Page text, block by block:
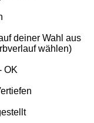
deiner Wahl aus
wählen)
OK